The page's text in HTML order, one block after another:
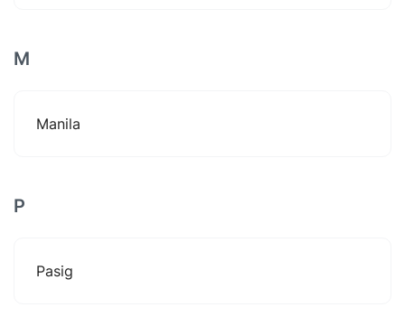
M
Manila
P
Pasig